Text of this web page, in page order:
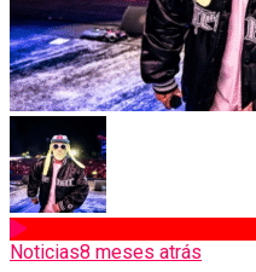
Noticias8 meses atrás